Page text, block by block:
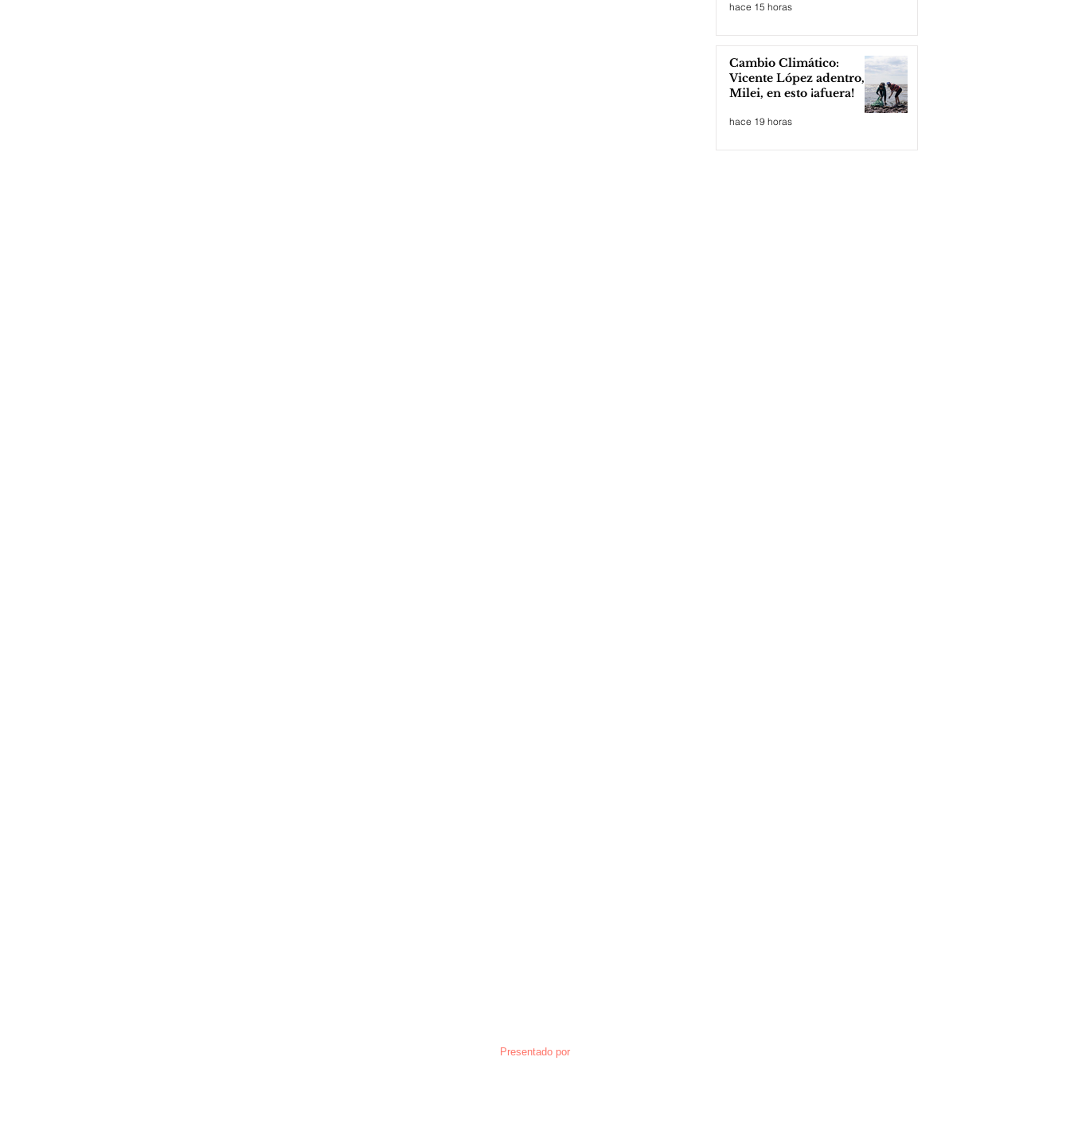
la provincia
hace 15 horas
Cambio Climático:
Vicente López adentro,
Milei, en esto ¡afuera!
hace 19 horas
Presentado por